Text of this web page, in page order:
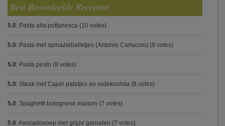
Best Beoordeelde Recepten
5.0: Pasta alla puttanesca (10 votes)
5.0: Pasta met spinazieballetjes (Antonio Carluccio) (8 votes)
5.0: Pasta pesto (8 votes)
5.0: Steak met Cajun patatjes en rodekoolsla (8 votes)
5.0: Spaghetti bolognese maison (7 votes)
5.0: Avocadosoep met grijze garnalen (7 votes)